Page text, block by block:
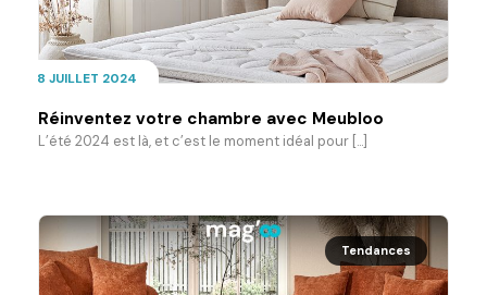
8 JUILLET 2024
Réinventez votre chambre avec Meubloo
L’été 2024 est là, et c’est le moment idéal pour [...]
Tendances